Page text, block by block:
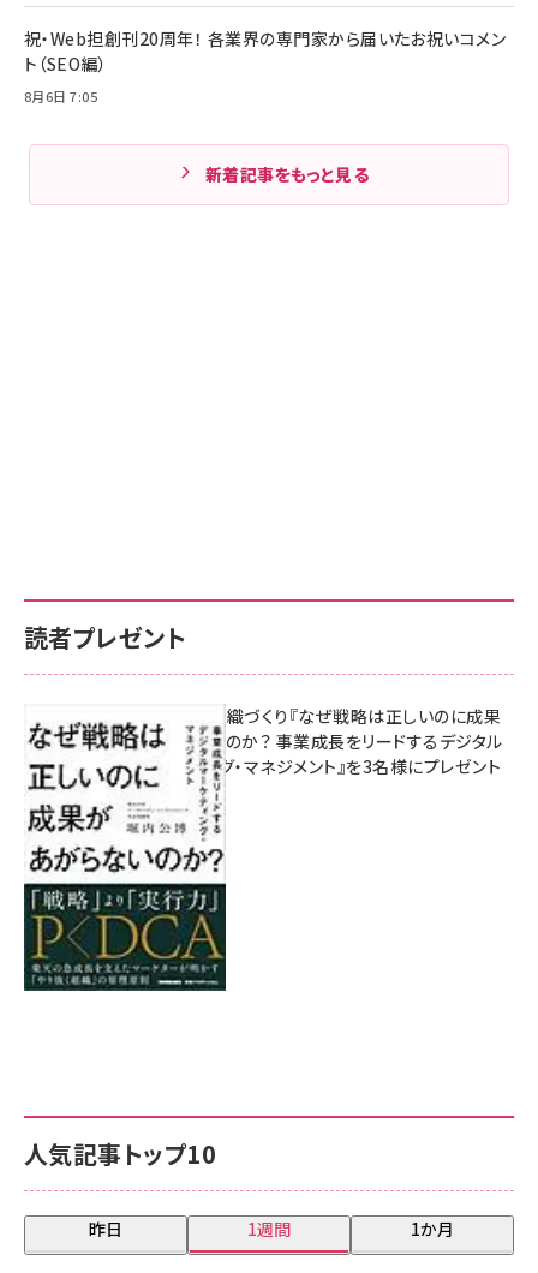
祝・Web担創刊20周年！ 各業界の専門家から届いたお祝いコメン
ト（SEO編）
8月6日 7:05
新着記事をもっと見る
人気記事トップ10
昨日 1週間 1か月
読者プレゼント
成果を生む組織づくり『なぜ戦略は正しいのに成果
があがらないのか？ 事業成長をリードするデジタル
マーケティング・マネジメント』を3名様にプレゼント
8月7日 10:00